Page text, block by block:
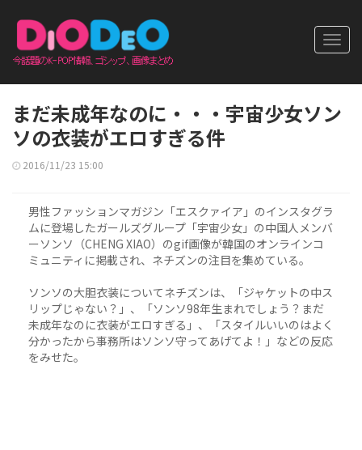
まだ未成年なのに・・・宇宙少女ソン
ソの衣装がエロすぎる件
2016/11/23 15:00
男性ファッションマガジン「エスクァイア」のインスタグラ
ムに登場したガールズグループ「宇宙少女」の中国人メンバ
ーソンソ（CHENG XIAO）のgif画像が韓国のオンラインコ
ミュニティに掲載され、ネチズンの注目を集めている。
ソンソの大胆衣装についてネチズンは、「ジャケットの中ス
リップじゃない？」、「ソンソ98年生まれでしょう？まだ
未成年なのに衣装がエロすぎる」、「スタイルいいのはよく
分かったから事務所はソンソ守ってあげてよ！」などの反応
をみせた。